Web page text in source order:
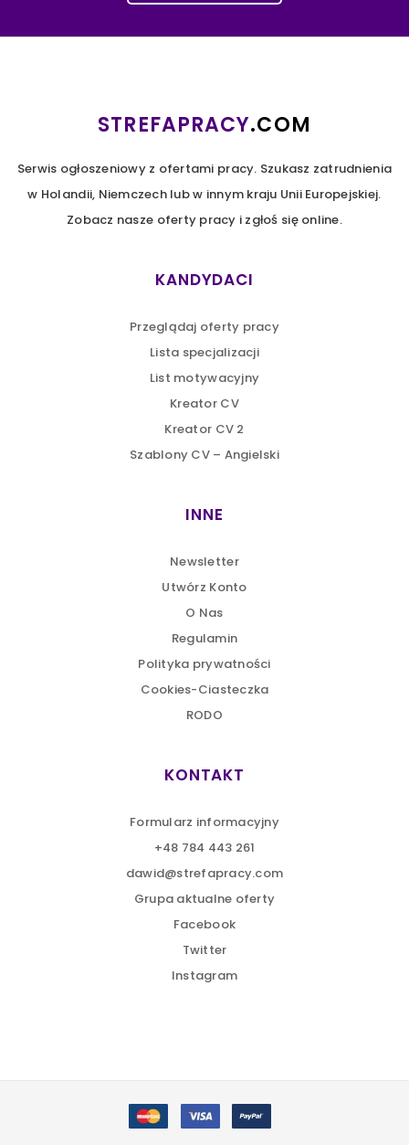
STREFAPRACY.COM
Serwis ogłoszeniowy z ofertami pracy. Szukasz zatrudnienia
w Holandii, Niemczech lub w innym kraju Unii Europejskiej.
Zobacz nasze oferty pracy i zgłoś się online.
KANDYDACI
Przeglądaj oferty pracy
Lista specjalizacji
List motywacyjny
Kreator CV
Kreator CV 2
Szablony CV – Angielski
INNE
Newsletter
Utwórz Konto
O Nas
Regulamin
Polityka prywatności
Cookies-Ciasteczka
RODO
KONTAKT
Formularz informacyjny
+48 784 443 261
dawid@strefapracy.com
Grupa aktualne oferty
Facebook
Twitter
Instagram